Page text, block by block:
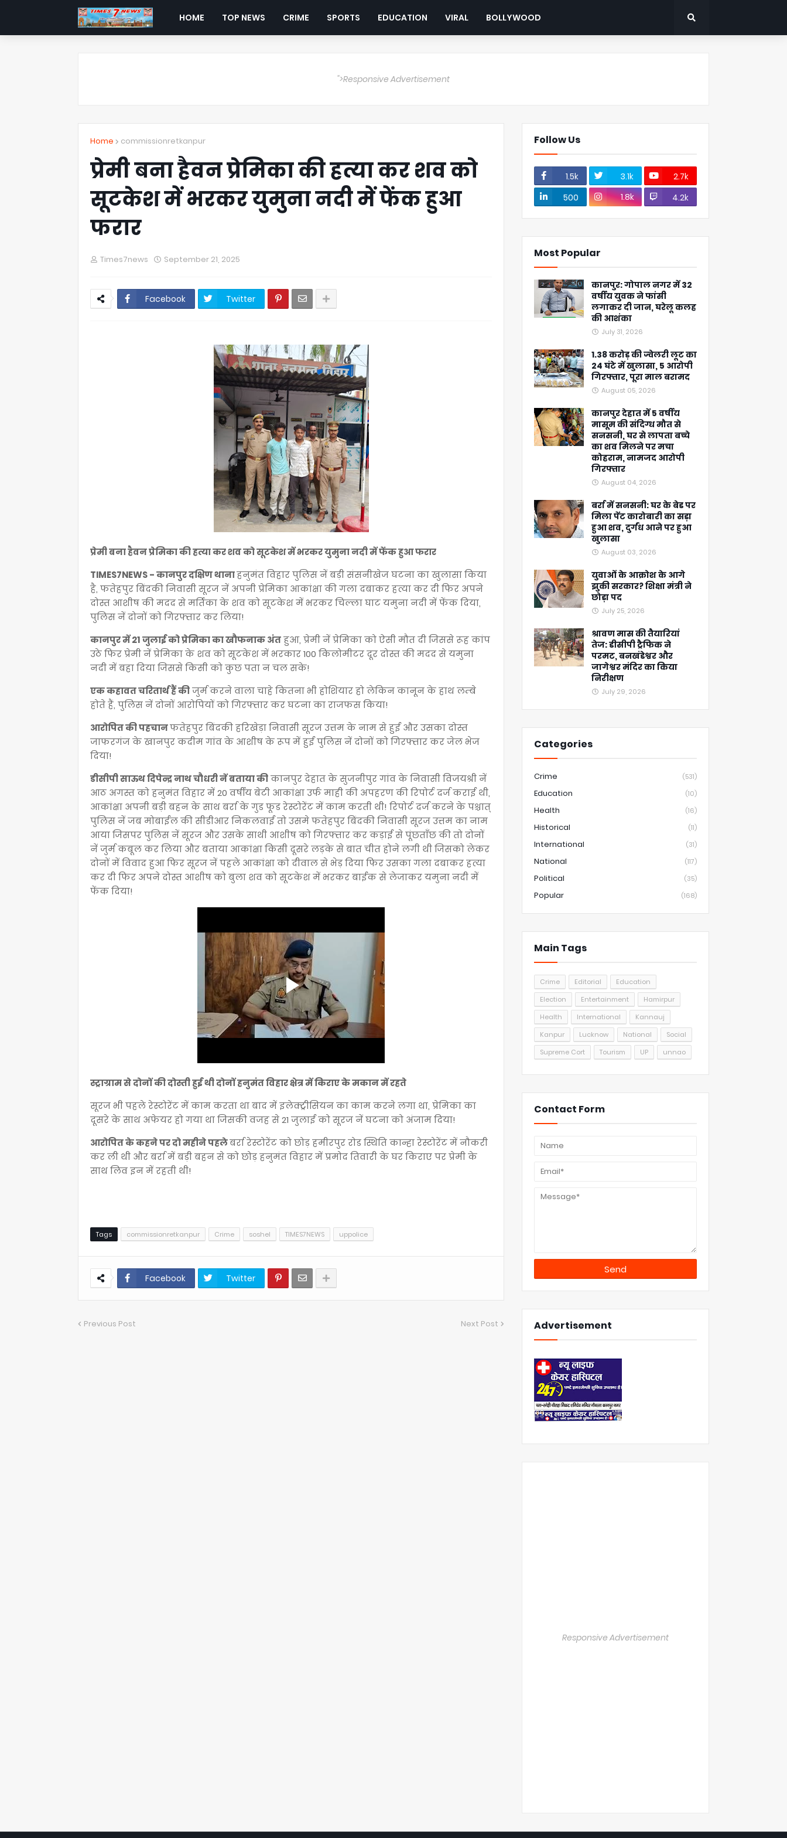
HOME TOP NEWS CRIME SPORTS EDUCATION VIRAL BOLLYWOOD
">Responsive Advertisement
Home commissionretkanpur
प्रेमी बना हैवन प्रेमिका की हत्या कर शव को
सूटकेश में भरकर युमुना नदी में फेंक हुआ
फरार
Times7news September 21, 2025
Facebook Twitter
प्रेमी बना हैवन प्रेमिका की हत्या कर शव को सूटकेश में भरकर युमुना नदी में फेंक हुआ फरार
TIMES7NEWS - कानपुर दक्षिण थानाहनुमंत विहार पुलिस नें बड़ी संसनीखेज घटना का खुलासा किया
है, फतेहपुर बिंदकी निवासी सूरज नें अपनी प्रेमिका आकांक्षा की गला दबाकर हत्या कर दी फिर अपने
दोस्त आशीष की मदद से मर्तिका के शव को सूटकेश में भरकर चिल्ला घाट यमुना नदी में फेंक दिया,
पुलिस नें दोनों को गिरफ्तार कर लिया!
कानपुर में 21 जुलाई को प्रेमिका का खौफनाक अंतहुआ, प्रेमी नें प्रेमिका को ऐसी मौत दी जिससे रूह कांप
उठे फिर प्रेमी नें प्रेमिका के शव को सूटकेश में भरकार 100 किलोमीटर दूर दोस्त की मदद से यमुना
नदी में बहा दिया जिससे किसी को कुछ पता न चल सके!
एक कहावत चरितार्थ हैं कीजुर्म करने वाला चाहे कितना भी होशियार हो लेकिन कानून के हाथ लम्बे
होते हैं, पुलिस नें दोनों आरोपियों को गिरफ्तार कर घटना का राजफस किया!
आरोपित की पहचानफतेहपुर बिंदकी हरिखेड़ा निवासी सूरज उत्तम के नाम से हुई और उसका दोस्त
जाफरगंज के खानपुर कदीम गांव के आशीष के रूप में हुई पुलिस नें दोनों को गिरफ्तार कर जेल भेज
दिया!
डीसीपी साऊथ दिपेन्द्र नाथ चौधरी नें बताया कीकानपुर देहात के सुजनीपुर गांव के निवासी विजयश्री नें
आठ अगस्त को हनुमंत विहार में 20 वर्षीय बेटी आकांक्षा उर्फ माही की अपहरण की रिपोर्ट दर्ज कराई थी,
आकांक्षा अपनी बड़ी बहन के साथ बर्रा के गुड फूड रेस्टोरेंट में काम करती थी! रिपोर्ट दर्ज करने के पश्चात्
पुलिस नें जब मोबाईल की सीडीआर निकलवाई तो उसमे फतेहपुर बिंदकी निवासी सूरज उत्तम का नाम
आया जिसपर पुलिस नें सूरज और उसके साथी आशीष को गिरफ्तार कर कड़ाई से पूंछताँछ की तो दोनों
नें जुर्म कबूल कर लिया और बताया आकांक्षा किसी दूसरे लड़के से बात चीत होने लगी थी जिसको लेकर
दोनों में विवाद हुआ फिर सूरज नें पहले आकांक्षा को दीवाल से भेड़ दिया फिर उसका गला दबाकर हत्या
कर दी फिर अपने दोस्त आशीष को बुला शव को सूटकेश में भरकर बाईक से लेजाकर यमुना नदी में
फेंक दिया!
स्ट्राग्राम से दोनों की दोस्ती हुई थी दोनों हनुमंत विहार क्षेत्र में किराए के मकान में रहते
सूरज भी पहले रेस्टोरेंट में काम करता था बाद में इलेक्ट्रीसियन का काम करने लगा था, प्रेमिका का
दूसरे के साथ अफेयर हो गया था जिसकी वजह से 21 जुलाई को सूरज नें घटना को अंजाम दिया!
आरोपित के कहने पर दो महीने पहलेबर्रा रेस्टोरेंट को छोड़ हमीरपुर रोड स्थिति कान्हा रेस्टोरेंट में नौकरी
कर ली थी और बर्रा में बड़ी बहन से को छोड़ हनुमंत विहार में प्रमोद तिवारी के घर किराए पर प्रेमी के
साथ लिव इन में रहती थी!
Tags commissionretkanpur Crime soshel TIMES7NEWS uppolice
Facebook Twitter
Previous Post Next Post
Follow Us
1.5k 3.1k
2.7k
500
1.8k 4.2k
Most Popular
कानपुर: गोपाल नगर में 32
वर्षीय युवक ने फांसी
लगाकर दी जान, घरेलू कलह
की आशंका
July 31, 2026
1.38 करोड़ की ज्वेलरी लूट का
24 घंटे में खुलासा, 5 आरोपी
गिरफ्तार, पूरा माल बरामद
August 05, 2026
कानपुर देहात में 5 वर्षीय
मासूम की संदिग्ध मौत से
सनसनी, घर से लापता बच्चे
का शव मिलने पर मचा
कोहराम, नामजद आरोपी
गिरफ्तार
August 04, 2026
बर्रा में सनसनी: घर के बेड पर
मिला पेंट कारोबारी का सड़ा
हुआ शव, दुर्गंध आने पर हुआ
खुलासा
August 03, 2026
युवाओं के आक्रोश के आगे
झुकी सरकार? शिक्षा मंत्री ने
छोड़ा पद
July 25, 2026
श्रावण मास की तैयारियां
तेज: डीसीपी ट्रैफिक ने
परमट, बनखंडेश्वर और
जागेश्वर मंदिर का किया
निरीक्षण
July 29, 2026
Categories
Crime (531)
Education (10)
Health (16)
Historical (11)
International (31)
National (117)
Political (35)
Popular (168)
Main Tags
Crime Editorial
Education
Election
Entertainment
Hamirpur
Health
International
Kannauj
Kanpur
Lucknow National
Social
Supreme Cort
Tourism UP unnao
Contact Form
Advertisement
Responsive Advertisement